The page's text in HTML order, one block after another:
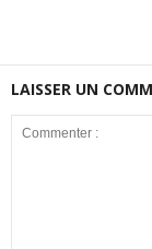
LAISSER UN